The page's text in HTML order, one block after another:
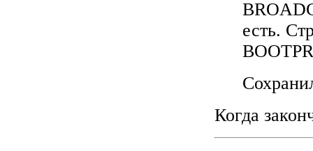
есть.
Когда